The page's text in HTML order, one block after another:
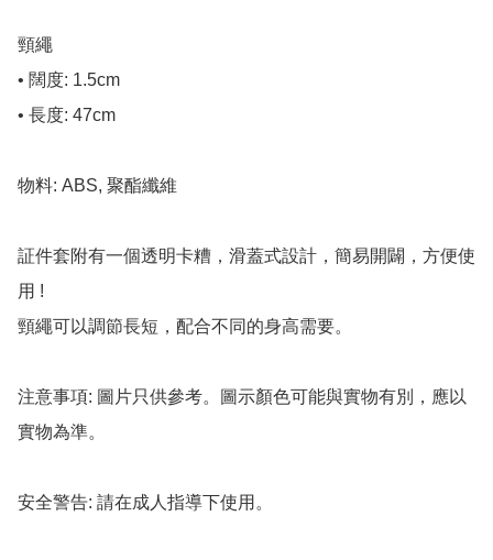
頸繩
• 闊度: 1.5cm
• 長度: 47cm
物料: ABS, 聚酯纖維
証件套附有一個透明卡糟，滑蓋式設計，簡易開闢，方便使
用 !
頸繩可以調節長短，配合不同的身高需要。
注意事項: 圖片只供參考。圖示顏色可能與實物有別，應以
實物為準。
安全警告: 請在成人指導下使用。